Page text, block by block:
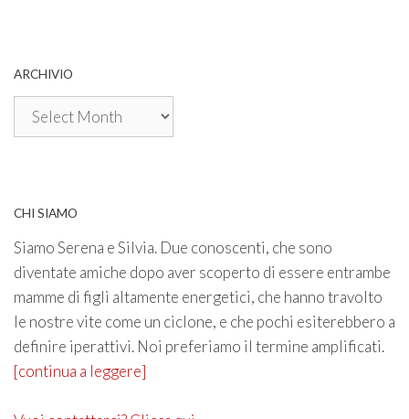
ARCHIVIO
Archivio
CHI SIAMO
Siamo Serena e Silvia. Due conoscenti, che sono
diventate amiche dopo aver scoperto di essere entrambe
mamme di figli altamente energetici, che hanno travolto
le nostre vite come un ciclone, e che pochi esiterebbero a
definire iperattivi. Noi preferiamo il termine amplificati.
[continua a leggere]